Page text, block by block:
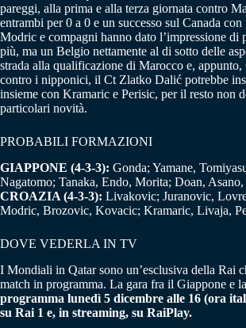
pareggi, alla prima e alla terza giornata contro
entrambi per 0 a 0 e un successo sul Canada
Modric e compagni hanno dato l’impressione di
più, ma un Belgio nettamente al di sotto delle
strada alla qualificazione di Marocco e, appunto,
contro i nipponici, il Ct Zlatko Dalić potrebbe
insieme con Kramaric e Perisic, per il resto non
particolari novità.
PROBABILI FORMAZIONI
GIAPPONE (4-3-3): Gonda; Yamane,
Nagatomo; Tanaka, Endo, Morita; Doan, Asano,
CROAZIA (4-3-3): Livakovic; Juranovic,
Modric, Brozovic, Kovacic; Kramaric, Livaja,
DOVE VEDERLA IN TV
I Mondiali in Qatar sono un’esclusiva della Rai
match in programma. La gara fra il Giappone e
programma lunedì 5 dicembre alle 16 (ora
su Rai 1 e, in streaming, su RaiPlay.